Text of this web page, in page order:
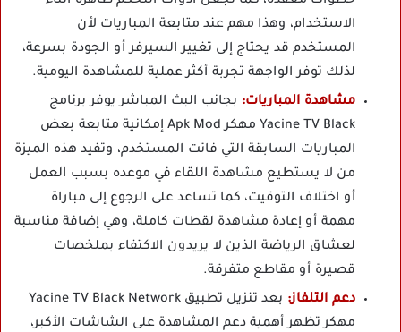
الاستخدام، وهذا مهم عند متابعة المباريات لأن
المستخدم قد يحتاج إلى تغيير السيرفر أو الجودة بسرعة،
لذلك توفر الواجهة تجربة أكثر عملية للمشاهدة اليومية.
مشاهدة المباريات: بجانب البث المباشر يوفر برنامج
Yacine TV Black مهكر Apk Mod إمكانية متابعة بعض
المباريات السابقة التي فاتت المستخدم، وتفيد هذه الميزة
من لا يستطيع مشاهدة اللقاء في موعده بسبب العمل
أو اختلاف التوقيت، كما تساعد على الرجوع إلى مباراة
مهمة أو إعادة مشاهدة لقطات كاملة، وهي إضافة مناسبة
لعشاق الرياضة الذين لا يريدون الاكتفاء بملخصات
قصيرة أو مقاطع متفرقة.
دعم التلفاز:
بعد تنزيل تطبيق Yacine TV Black Network
مهكر تظهر أهمية دعم المشاهدة على الشاشات الأكبر،